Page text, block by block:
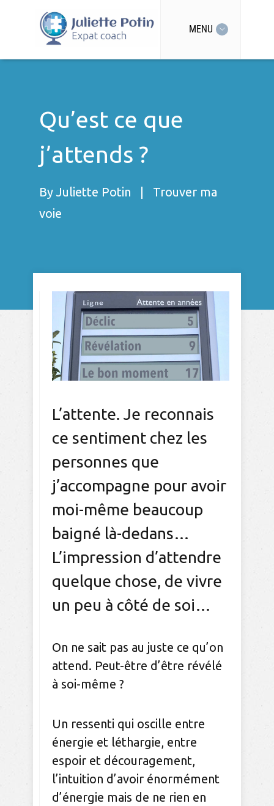
MENU
Qu’est ce que
j’attends ?
By Juliette Potin
Trouver ma
voie
L’attente. Je reconnais
ce sentiment chez les
personnes que
j’accompagne pour avoir
moi-même beaucoup
baigné là-dedans…
L’impression d’attendre
quelque chose, de vivre
un peu à côté de soi…
On ne sait pas au juste ce qu’on
attend. Peut-être d’être révélé
à soi-même ?
Un ressenti qui oscille entre
énergie et léthargie, entre
espoir et découragement,
l’intuition d’avoir énormément
d’énergie mais de ne rien en